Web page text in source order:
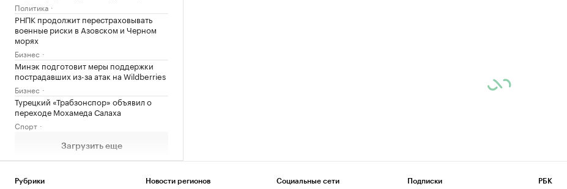
Политика
РНПК продолжит перестраховывать
военные риски в Азовском и Черном
морях
Бизнес
Минэк подготовит меры поддержки
пострадавших из-за атак на Wildberries
Бизнес
Турецкий «Трабзонспор» объявил о
переходе Мохамеда Салаха
Спорт
Загрузить еще
Рубрики Новости регионов Социальные сети Подписки РБК